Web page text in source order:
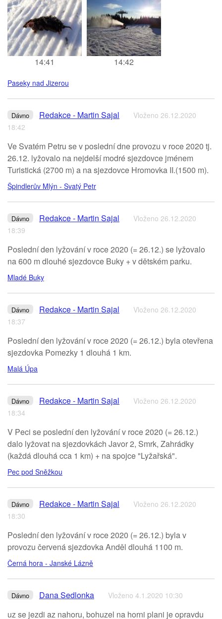
14:41 14:42
Paseky nad Jizerou
Dávno Redakce - Martin Sajal
Vloženo 26.12.2020
18:42
Ve Svatém Petru se v poslední dne provozu v roce 2020 tj.
26.12. lyžovalo na nejdelší modré sjezdovce jménem
Turistická (2700 m) a na sjezdovce Hromovka II.(1500 m).
Špindlerův Mlýn - Svatý Petr
Dávno Redakce - Martin Sajal
Vloženo 26.12.2020
18:39
Poslední den lyžování v roce 2020 (= 26.12.) se lyžovalo
na 600 m dlouhé sjezdovce Buky + v dětském parku.
Mladé Buky
Dávno Redakce - Martin Sajal
Vloženo 26.12.2020
18:37
Poslední den lyžování v roce 2020 (= 26.12.) byla otevřena
sjezdovka Pomezky 1 dlouhá 1 km.
Malá Úpa
Dávno Redakce - Martin Sajal
Vloženo 26.12.2020
18:34
V Peci se poslední den lyžování v roce 2020 (= 26.12.)
dalo lyžovat na sjezdovkách Javor 2, Smrk, Zahrádky
(každá dlouhá cca 1 km) + na spojce "Lyžařská".
Pec pod Sněžkou
Dávno Redakce - Martin Sajal
Vloženo 26.12.2020
18:30
Poslední den lyžování v roce 2020 (= 26.12.) byla v
provozu červená sjezdovka Anděl dlouhá 1100 m.
Černá hora - Janské Lázně
Dávno Dana Sedlonka Vloženo 4.1.2020 10:30
uz se jezdi az nahoru, bohuzel na horni plani je opravdu